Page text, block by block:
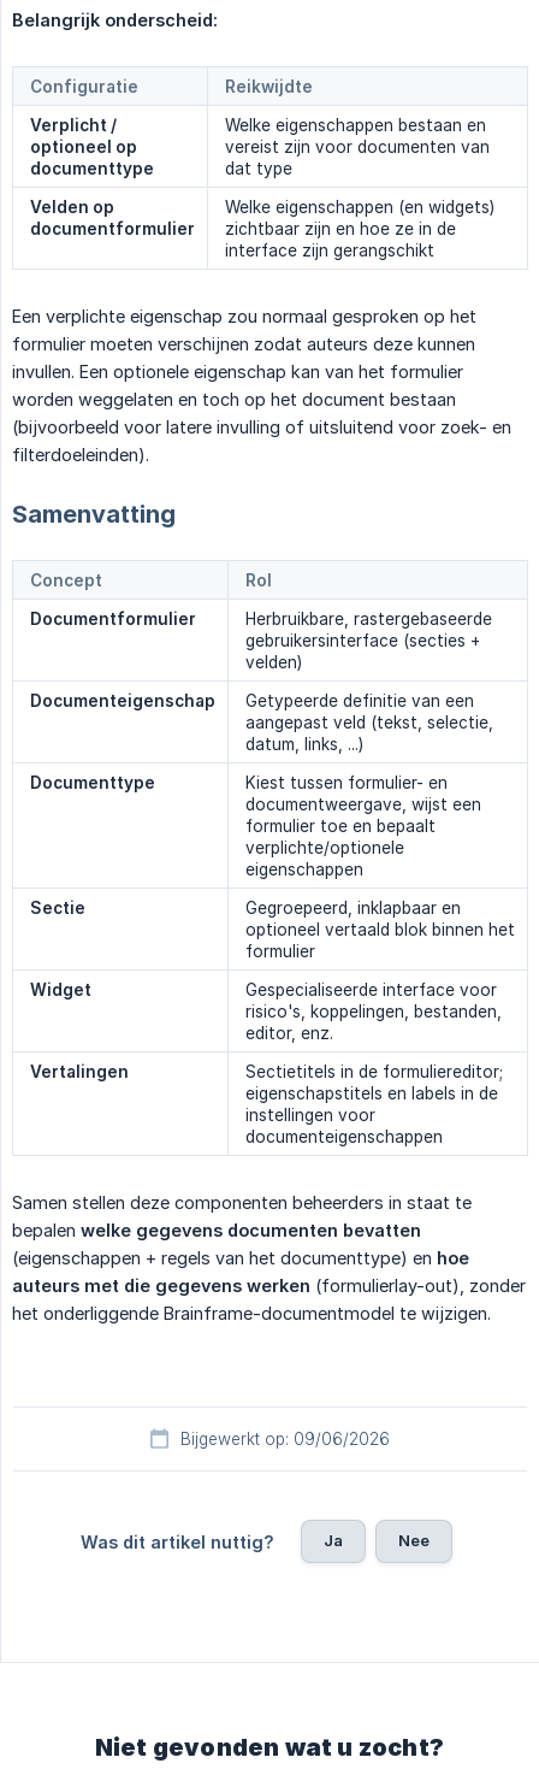
Belangrijk onderscheid:
Configuratie
Reikwijdte
Verplicht /
optioneel op
documenttype
Welke eigenschappen bestaan en
vereist zijn voor documenten van
dat type
Velden op
documentformulier
Welke eigenschappen (en widgets)
zichtbaar zijn en hoe ze in de
interface zijn gerangschikt
Een verplichte eigenschap zou normaal gesproken op het
formulier moeten verschijnen zodat auteurs deze kunnen
invullen. Een optionele eigenschap kan van het formulier
worden weggelaten en toch op het document bestaan
(bijvoorbeeld voor latere invulling of uitsluitend voor zoek- en
filterdoeleinden).
Samenvatting
Concept
Rol
Documentformulier
Herbruikbare, rastergebaseerde
gebruikersinterface (secties +
velden)
Documenteigenschap
Getypeerde definitie van een
aangepast veld (tekst, selectie,
datum, links, ...)
Documenttype
Kiest tussen formulier- en
documentweergave, wijst een
formulier toe en bepaalt
verplichte/optionele
eigenschappen
Sectie
Gegroepeerd, inklapbaar en
optioneel vertaald blok binnen het
formulier
Widget
Gespecialiseerde interface voor
risico's, koppelingen, bestanden,
editor, enz.
Vertalingen
Sectietitels in de formuliereditor;
eigenschapstitels en labels in de
instellingen voor
documenteigenschappen
Samen stellen deze componenten beheerders in staat te
bepalen welke gegevens documenten bevatten
(eigenschappen + regels van het documenttype) en hoe
auteurs met die gegevens werken (formulierlay-out), zonder
het onderliggende Brainframe-documentmodel te wijzigen.
Bijgewerkt op: 09/06/2026
Was dit artikel nuttig? Ja Nee
Niet gevonden wat u zocht?